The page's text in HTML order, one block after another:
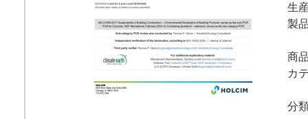
生
製
商
カ
分